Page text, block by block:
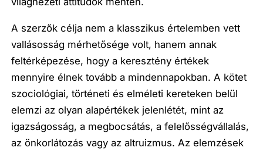
A szerzők célja nem a klasszikus értelemben vett
vallásosság mérhetősége volt, hanem annak
feltérképezése, hogy a keresztény értékek
mennyire élnek tovább a mindennapokban. A kötet
szociológiai, történeti és elméleti kereteken belül
elemzi az olyan alapértékek jelenlétét, mint az
igazságosság, a megbocsátás, a felelősségvállalás,
az önkorlátozás vagy az altruizmus. Az elemzések